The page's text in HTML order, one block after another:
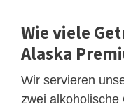
Wie viele
Alaska
Wir servieren
zwei alkoholische